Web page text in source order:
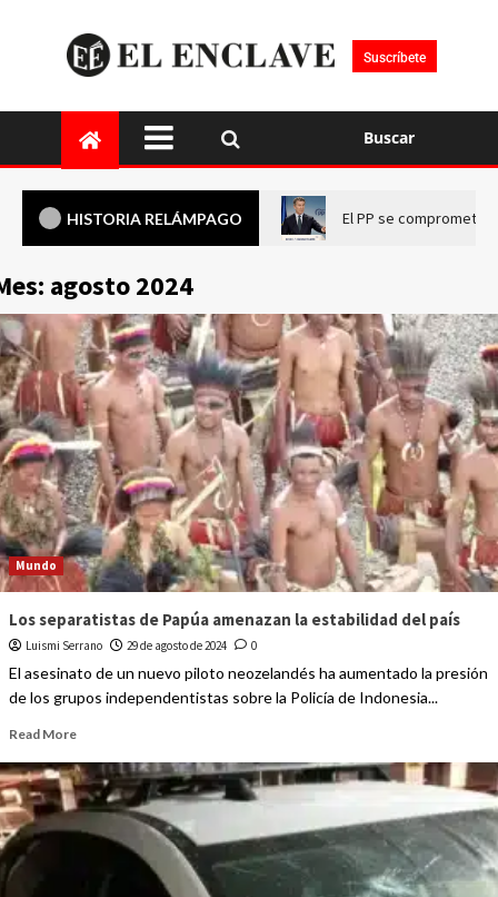
Suscríbete
Buscar
HISTORIA RELÁMPAGO El PP se compromete
agosto 2024
Mundo
Los separatistas de Papúa amenazan la estabilidad del país
Luismi Serrano 29 de agosto de 2024 0
El asesinato de un nuevo piloto neozelandés ha aumentado la presión
de los grupos independentistas sobre la Policía de Indonesia...
Read More